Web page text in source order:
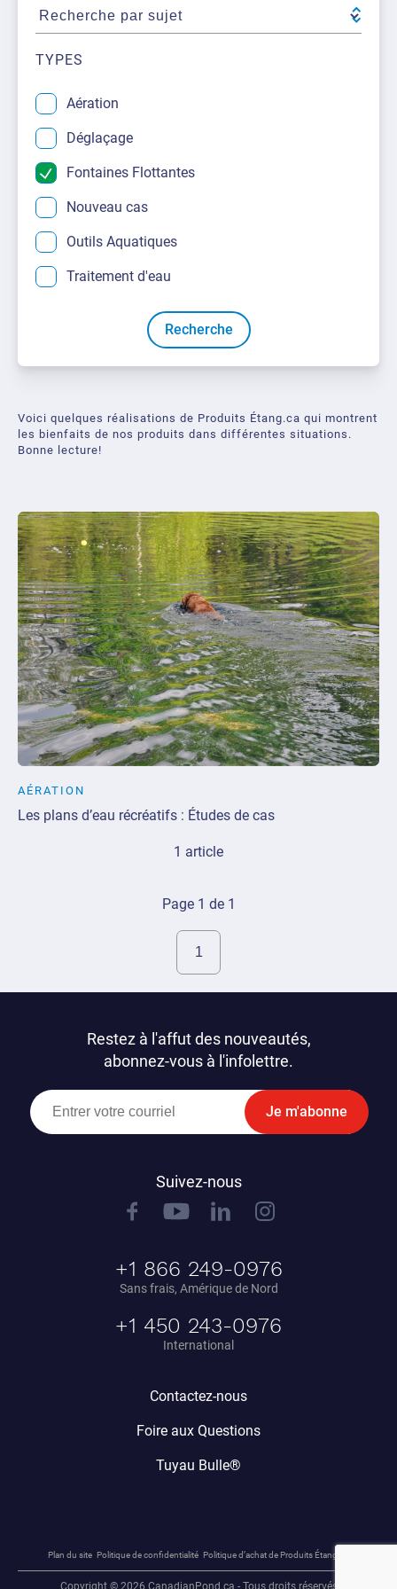
Foire aux Questions
TYPES
Aération
Déglaçage
Fontaines Flottantes
Nouveau cas
Outils Aquatiques
Traitement d'eau
Recherche
Voici quelques réalisations de Produits Étang.ca qui montrent
les bienfaits de nos produits dans différentes situations.
Bonne lecture!
AÉRATION
Les plans d’eau récréatifs : Études de cas
1 article
Page 1 de 1
Restez à l'affut des nouveautés,
abonnez-vous à l'infolettre.
Je m'abonne
Suivez-nous
+1 866 249-0976
Sans frais, Amérique de Nord
+1 450 243-0976
International
Contactez-nous
Foire aux Questions
Tuyau Bulle®
Copyright © 2026 CanadianPond.ca - Tous droits réservés
Plan du site Politique de confidentialité Politique d’achat de Produits Étang.ca